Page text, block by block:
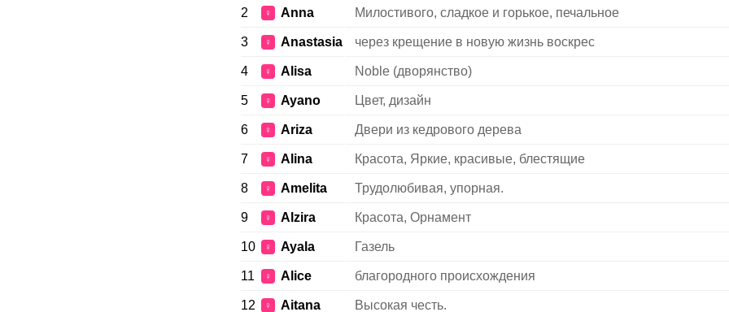
2 ♀ Anna Милостивого, сладкое и горькое, печальное
3 ♀ Anastasia через крещение в новую жизнь воскрес
4 ♀ Alisa Noble (дворянство)
5 ♀ Ayano Цвет, дизайн
6 ♀ Ariza Двери из кедрового дерева
7 ♀ Alina Красота, Яркие, красивые, блестящие
8 ♀ Amelita Трудолюбивая, упорная.
9 ♀ Alzira Красота, Орнамент
10 ♀ Ayala Газель
11 ♀ Alice благородного происхождения
12 ♀ Aitana Высокая честь.